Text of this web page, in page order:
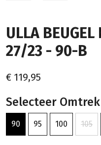
ULLA BEUGEL
27/23 - 90-B
€ 119,95
Selecteer Omtrek
90 95 100 105